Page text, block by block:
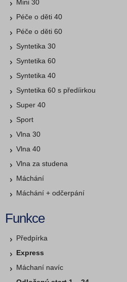
Mini 30
Péče o děti 40
Péče o děti 60
Syntetika 30
Syntetika 60
Syntetika 40
Syntetika 60 s předíirkou
Super 40
Sport
Vlna 30
Vlna 40
Vlna za studena
Máchání
Máchání + odčerpání
Funkce
Předpírka
Express
Máchaní navíc